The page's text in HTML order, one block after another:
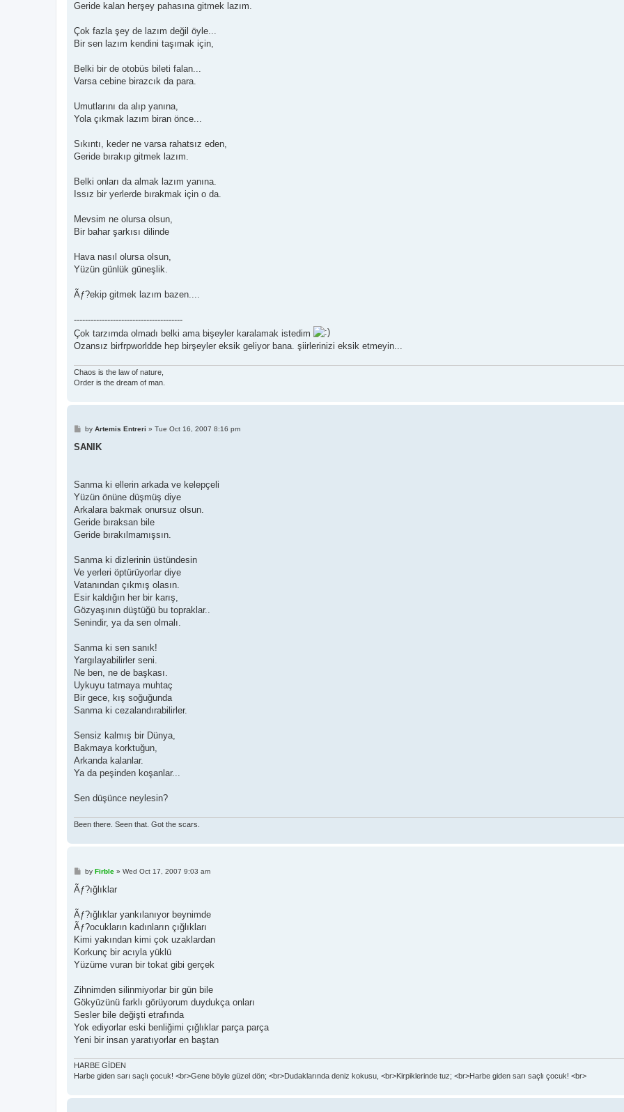
Geride kalan herşey pahasına gitmek lazım.
Çok fazla şey de lazım değil öyle...
Bir sen lazım kendini taşımak için,
Belki bir de otobüs bileti falan...
Varsa cebine birazcık da para.
Umutlarını da alıp yanına,
Yola çıkmak lazım biran önce...
Sıkıntı, keder ne varsa rahatsız eden,
Geride bırakıp gitmek lazım.
Belki onları da almak lazım yanına.
Issız bir yerlerde bırakmak için o da.
Mevsim ne olursa olsun,
Bir bahar şarkısı dilinde
Hava nasıl olursa olsun,
Yüzün günlük güneşlik.
Ãƒ?ekip gitmek lazım bazen....
---------------------------------------
Çok tarzımda olmadı belki ama bişeyler karalamak istedim
Ozansız birfrpworldde hep birşeyler eksik geliyor bana. şiirlerinizi eksik etmeyin...
Chaos is the law of nature,
Order is the dream of man.
P
s
by Artemis Entreri » Tue Oct 16, 2007 8:16 pm
SANIK
Sanma ki ellerin arkada ve kelepçeli
Yüzün önüne düşmüş diye
Arkalara bakmak onursuz olsun.
Geride bıraksan bile
Geride bırakılmamışsın.
Sanma ki dizlerinin üstündesin
Ve yerleri öptürüyorlar diye
Vatanından çıkmış olasın.
Esir kaldığın her bir karış,
Gözyaşının düştüğü bu topraklar..
Senindir, ya da sen olmalı.
Sanma ki sen sanık!
Yargılayabilirler seni.
Ne ben, ne de başkası.
Uykuyu tatmaya muhtaç
Bir gece, kış soğuğunda
Sanma ki cezalandırabilirler.
Sensiz kalmış bir Dünya,
Bakmaya korktuğun,
Arkanda kalanlar.
Ya da peşinden koşanlar...
Sen düşünce neylesin?
Been there. Seen that. Got the scars.
P
s
t
by Firble» Wed Oct 17, 2007 9:03 am
Ãƒ?ığlıklar
Ãƒ?ığlıklar yankılanıyor beynimde
Ãƒ?ocukların kadınların çığlıkları
Kimi yakından kimi çok uzaklardan
Korkunç bir acıyla yüklü
Yüzüme vuran bir tokat gibi gerçek
Zihnimden silinmiyorlar bir gün bile
Gökyüzünü farklı görüyorum duydukça onları
Sesler bile değişti etrafında
Yok ediyorlar eski benliğimi çığlıklar parça parça
Yeni bir insan yaratıyorlar en baştan
HARBE GİDEN
Harbe giden sarı saçlı çocuk! <br>Gene böyle güzel dön; <br>Dudaklarında deniz kokusu, <br>Kirpiklerinde tuz; <br>Harbe giden sarı saçlı çocuk! <br>